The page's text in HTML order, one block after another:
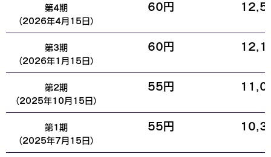
第4期
（2026年4月15日）
60円
第3期
（2026年1月15日）
60円
第2期
（2025年10月15日）
55円
第1期
（2025年7月15日）
55円